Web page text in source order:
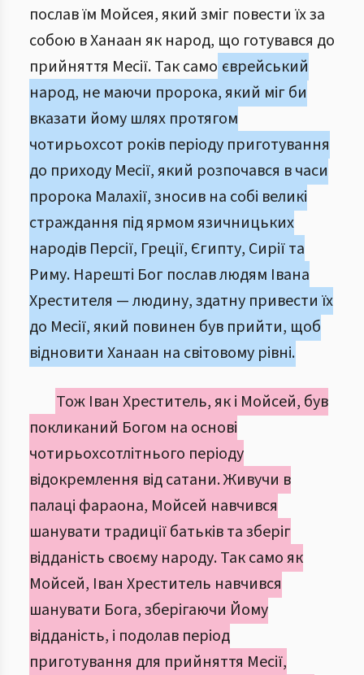
послав їм Мойсея, який зміг повести їх за
собою в Ханаан як народ, що готувався до
прийняття Месії. Так само єврейський
народ, не маючи пророка, який міг би
вказати йому шлях протягом
чотирьохсот років періоду приготування
до приходу Месії, який розпочався в часи
пророка Малахії, зносив на собі великі
страждання під ярмом язичницьких
народів Персії, Греції, Єгипту, Сирії та
Риму. Нарешті Бог послав людям Івана
Хрестителя — людину, здатну привести їх
до Месії, який повинен був прийти, щоб
відновити Ханаан на світовому рівні.
Тож Іван Хреститель, як і Мойсей, був
покликаний Богом на основі
чотирьохсотлітнього періоду
відокремлення від сатани. Живучи в
палаці фараона, Мойсей навчився
шанувати традиції батьків та зберіг
відданість своєму народу. Так само як
Мойсей, Іван Хреститель навчився
шанувати Бога, зберігаючи Йому
відданість, і подолав період
приготування для прийняття Месії,